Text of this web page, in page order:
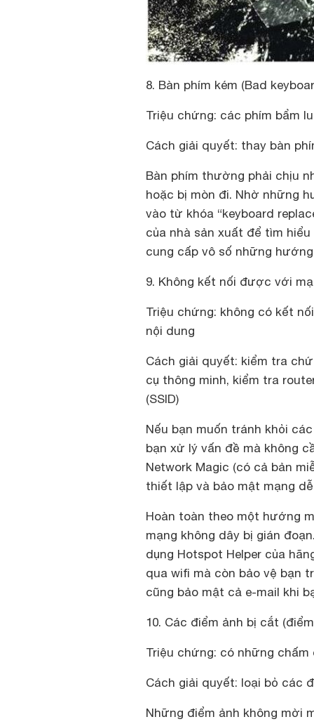
8. Bàn phím kém (Bad
Triệu chứng: các phím bẩm
Cách giải quyết: thay bàn
Bàn phím thường phải chịu
hoặc bị mòn đi. Nhờ những
vào từ khóa “keyboard
của nhà sản xuất để tìm hiểu
cung cấp vô số những
9. Không kết nối được với
Triệu chứng: không có kết
nội dung
Cách giải quyết: kiểm tra
cụ thông minh, kiểm tra
(SSID)
Nếu bạn muốn tránh khỏi
bạn xử lý vấn đề mà không
Network Magic (có cả bản
thiết lập và bảo mật mạng
Hoàn toàn theo một hướng
mạng không dây bị gián
dụng Hotspot Helper của
qua wifi mà còn bảo vệ bạn
cũng bảo mật cả e-mail khi
10. Các điểm ảnh bị cắt
Triệu chứng: có những
Cách giải quyết: loại bỏ các
Những điểm ảnh không mời